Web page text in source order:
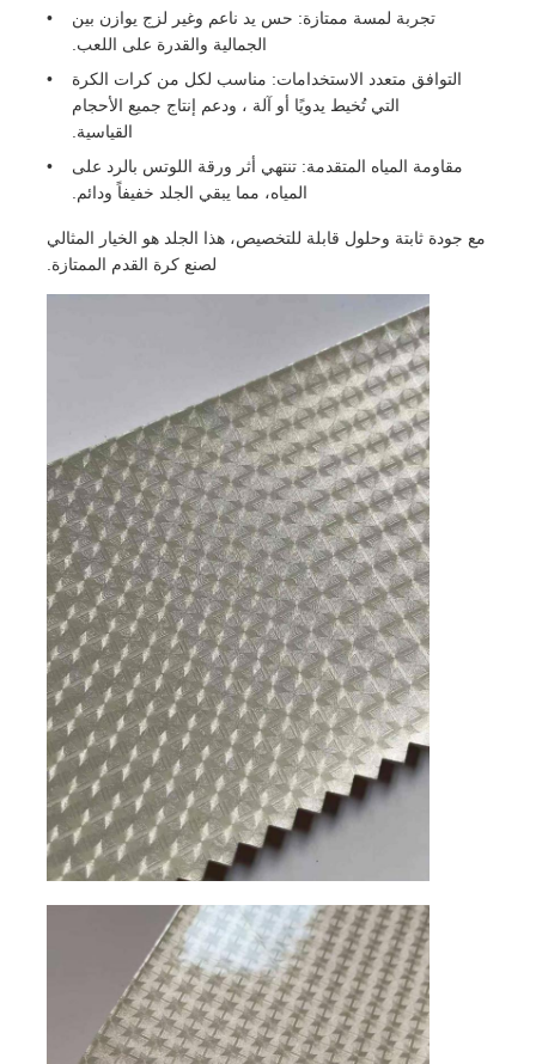
الصفحة الرئيسية
المنتجات
فيديوهات
جولة في المصنع
مراقبة الجودة
خامة جلد الأريكة
تجربة لمسة ممتازة: حس يد ناعم وغير لزج يوازن بين
الجمالية والقدرة على اللعب.
التوافق متعدد الاستخدامات: مناسب لكل من كرات الكرة
التي تُخيط يدويًا أو آلة ، ودعم إنتاج جميع الأحجام
القياسية.
مقاومة المياه المتقدمة: تنتهي أثر ورقة اللوتس بالرد على
المياه، مما يبقي الجلد خفيفاً ودائم.
مع جودة ثابتة وحلول قابلة للتخصيص، هذا الجلد هو الخيار المثالي
لصنع كرة القدم الممتازة.